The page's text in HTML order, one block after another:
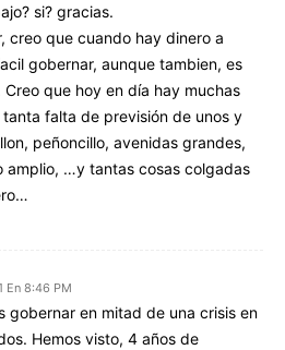
si? gracias.
creo que cuando hay dinero a
gobernar, aunque tambien, es
que hoy en día hay muchas
falta de previsión de unos y
peñoncillo, avenidas grandes,
amplio, …y tantas cosas colgadas
En 8:46 PM
gobernar en mitad de una crisis en
Hemos visto, 4 años de